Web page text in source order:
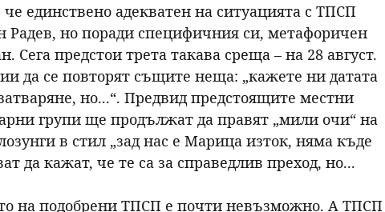
единствено адекватен на ситуацията с ТПСП
Радев, но поради специфичния си, метафоричен
Сега предстои трета такава среща – на 28 август.
да се повторят същите неща: „кажете ни датата
но...“. Предвид предстоящите местни
групи ще продължат да правят „мили очи“ на
в стил „зад нас е Марица изток, няма къде
да кажат, че те са за справедлив преход, но...
на подобрени ТПСП е почти невъзможно. А ТПСП